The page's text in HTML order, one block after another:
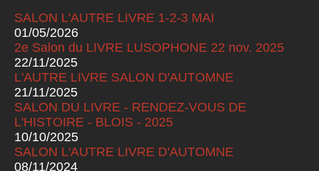
SALON L'AUTRE LIVRE 1-2-3 MAI
01/05/2026
2e Salon du LIVRE LUSOPHONE 22 nov. 2025
22/11/2025
L'AUTRE LIVRE SALON D'AUTOMNE
21/11/2025
SALON DU LIVRE - RENDEZ-VOUS DE
L'HISTOIRE - BLOIS - 2025
10/10/2025
SALON L'AUTRE LIVRE D'AUTOMNE
08/11/2024